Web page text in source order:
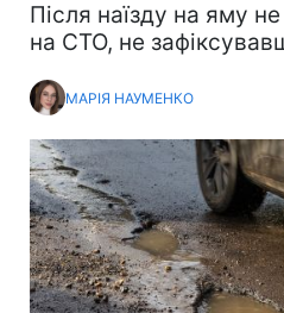
Після наїзду на яму
на СТО, не
МАРІЯ НАУМЕНКО